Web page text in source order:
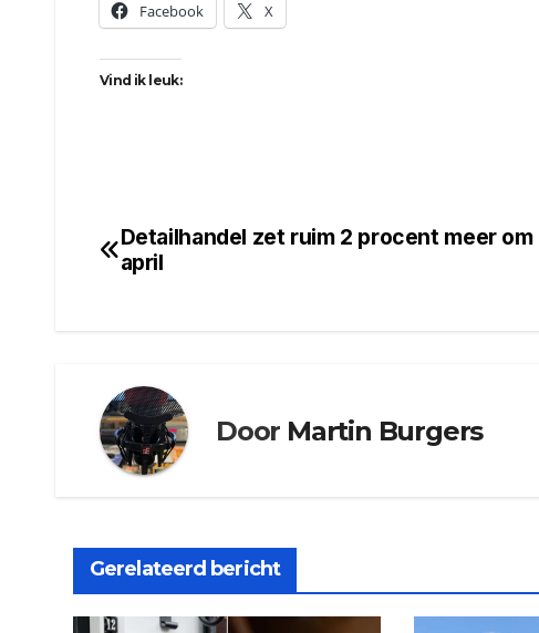
Facebook X
Vind ik leuk:
Bericht
Detailhandel zet ruim 2 procent meer om
april
Door Martin Burgers
Gerelateerd bericht